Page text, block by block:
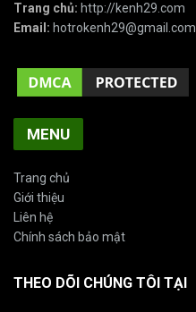
Trang chủ: http://kenh29.com
Email: hotrokenh29@gmail.com
MENU
Trang chủ
Giới thiệu
Liên hệ
Chính sách bảo mật
THEO DÕI CHÚNG TÔI TẠI